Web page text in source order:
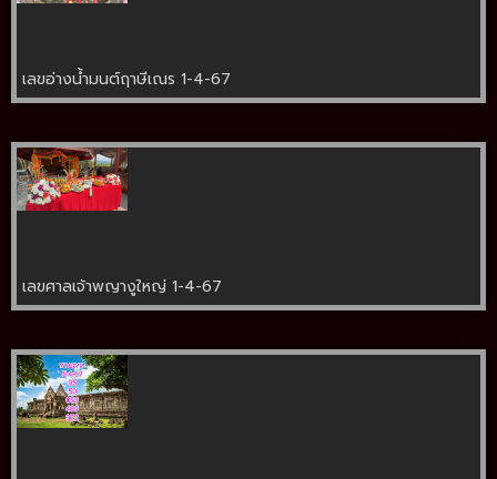
เลขอ่างน้ำมนต์ฤาษีเณร 1-4-67
เลขศาลเจ้าพญางูใหญ่ 1-4-67